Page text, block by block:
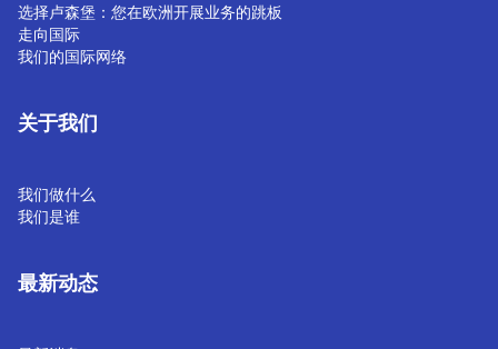
选择卢森堡：您在欧洲开展业务的跳板
走向国际
我们的国际网络
关于我们
我们做什么
我们是谁
最新动态